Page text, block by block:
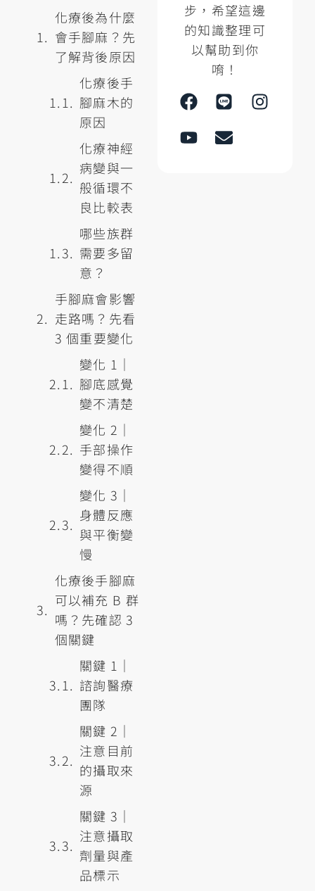
化療後為什麼
會手腳麻？先
了解背後原因
化療後手
腳麻木的
原因
化療神經
病變與一
般循環不
良比較表
哪些族群
需要多留
意？
手腳麻會影響
走路嗎？先看
3 個重要變化
變化 1｜
腳底感覺
變不清楚
變化 2｜
手部操作
變得不順
變化 3｜
身體反應
與平衡變
慢
化療後手腳麻
可以補充 B 群
嗎？先確認 3
個關鍵
關鍵 1｜
諮詢醫療
團隊
關鍵 2｜
注意目前
的攝取來
源
關鍵 3｜
注意攝取
劑量與產
品標示
步，希望這邊
的知識整理可
以幫助到你
唷！